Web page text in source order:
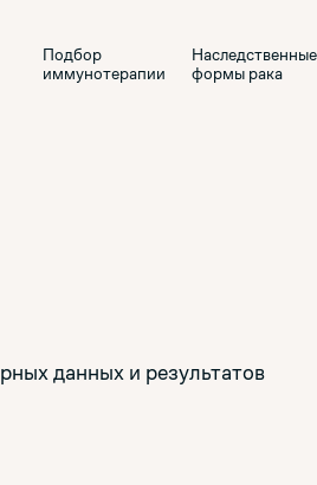
Подбор
иммунотерапии
Наследственные
формы рака
данных и результатов